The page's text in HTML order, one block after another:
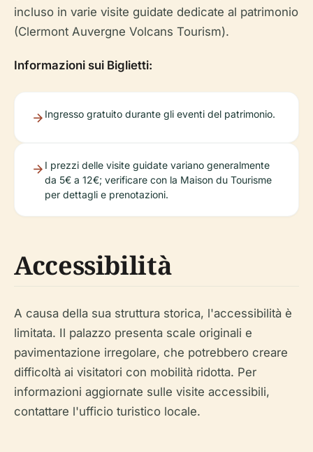
incluso in varie visite guidate dedicate al patrimonio
(Clermont Auvergne Volcans Tourism).
Informazioni sui Biglietti:
Ingresso gratuito durante gli eventi del patrimonio.
I prezzi delle visite guidate variano generalmente
da 5€ a 12€; verificare con la Maison du Tourisme
per dettagli e prenotazioni.
Accessibilità
A causa della sua struttura storica, l'accessibilità è
limitata. Il palazzo presenta scale originali e
pavimentazione irregolare, che potrebbero creare
difficoltà ai visitatori con mobilità ridotta. Per
informazioni aggiornate sulle visite accessibili,
contattare l'ufficio turistico locale.